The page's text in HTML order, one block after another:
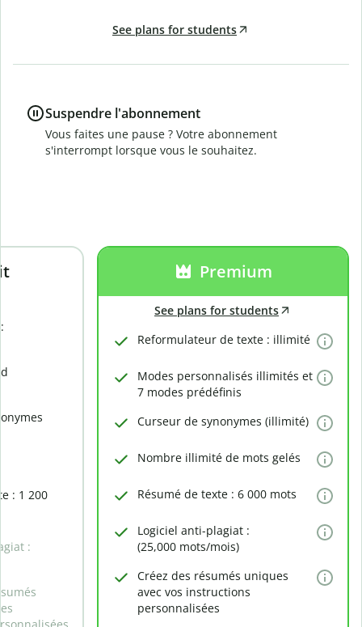
: 1 200
:
Premium
See plans for students
Reformulateur de texte : illimité
Modes personnalisés illimités et
7 modes prédéfinis
Curseur de synonymes (illimité)
Nombre illimité de mots gelés
Résumé de texte : 6 000 mots
Logiciel anti-plagiat :
(25,000 mots/mois)
Créez des résumés uniques
avec vos instructions
personnalisées
See plans for students
Suspendre l'abonnement
Vous faites une pause ? Votre abonnement
s'interrompt lorsque vous le souhaitez.